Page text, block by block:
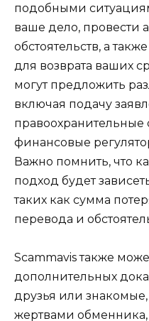
подобными
ваше дело, провести
обстоятельств, а
для возврата ваших
могут предложить
включая подачу
правоохранительные
финансовые
Важно помнить, что
подход будет
таких как сумма
перевода и
Scammavis также
дополнительных
друзья или
жертвами обменника,